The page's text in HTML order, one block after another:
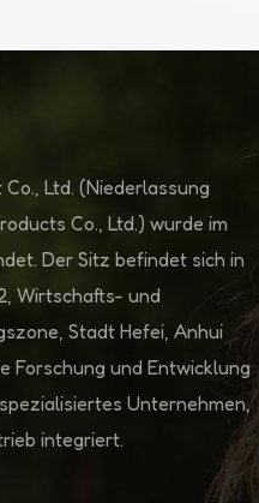
Ltd. (Niederlassung
Co., Ltd.) wurde im
Der Sitz befindet sich in
Wirtschafts- und
Stadt Hefei, Anhui
Forschung und Entwicklung
Unternehmen,
integriert.